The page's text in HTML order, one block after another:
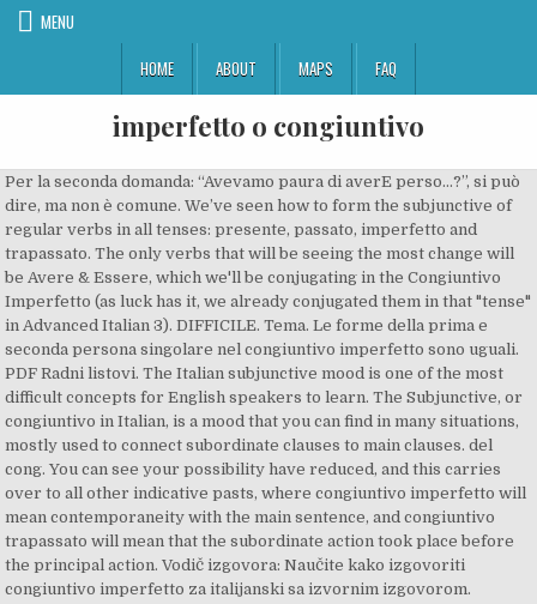
MENU
HOME
ABOUT MAPS FAQ
imperfetto o congiuntivo
Per la seconda domanda: “Avevamo paura di averE perso…?”, si può dire, ma non è comune. We’ve seen how to form the subjunctive of regular verbs in all tenses: presente, passato, imperfetto and trapassato. The only verbs that will be seeing the most change will be Avere & Essere, which we'll be conjugating in the Congiuntivo Imperfetto (as luck has it, we already conjugated them in that "tense" in Advanced Italian 3). DIFFICILE. Tema. Le forme della prima e seconda persona singolare nel congiuntivo imperfetto sono uguali. PDF Radni listovi. The Italian subjunctive mood is one of the most difficult concepts for English speakers to learn. The Subjunctive, or congiuntivo in Italian, is a mood that you can find in many situations, mostly used to connect subordinate clauses to main clauses. del cong. You can see your possibility have reduced, and this carries over to all other indicative pasts, where congiuntivo imperfetto will mean contemporaneity with the main sentence, and congiuntivo trapassato will mean that the subordinate action took place before the principal action. Vodič izgovora: Naučite kako izgovoriti congiuntivo imperfetto za italijanski sa izvornim izgovorom. Italienisch lernen mit adesso-online.de. congiuntivo imperfetto prevod i izgovor. Congiuntivo presente o passato? La formazione dell'imperfetto Modifica. Esercizi - Livello C - Capitolo 2 - Pagina di . Tu devi coniugarlo al congiuntivo imperfetto secondo il pronome proposto. It is used to describe a past action that occurred before another action described in the sentence. (bere - congiuntivo presente) Tím, že pokračujete s používáním webu s nimi souhlasíte. The verb in the main clause will be used in its past tense form, or conditional. Pietro pensava che io lavorassi in banca.. Pietro pensava che tu lavorassi in banca.. L’uso del congiuntivo imperfetto Noi avevamo Voi avevate Essi avevano. Dubbio sulla concordanza del congiuntivo in una frase subordinata quando la reggente è al condizionale. Esercizi - Livello C - Capitolo 2 - Pagina di . Esercizio di scelta multipla sul congiuntivo presente o imperfetto. ; Dato il suo valore di irrealtà, il congiuntivo imperfetto gioca un ruolo di primo piano nella formazione del periodo ipotetico: . Now customize the name of a clipboard to store your clips. It is used in the subordinate clause when the main clause has past tense, conditional tense or imperfect tense. Weilà raga! Prima di addentrarci nel vivo dell’argomento e parlare di regole e strategie da utilizzare per un uso corretto del congiuntivo, facciamo un brevissimo ripasso dei tempi di questo modo verbale (ricordiamo che nella lingua italiana i modi verbali sono sette; quattro espliciti – indicativo, congiuntivo, condizionale e imperativo– e tre impliciti – infinito, participio e gerundio). imperfetto e trapassato di verbi come sapere, vedere, sentire + frase interrogativa indiretta. ), PARTICIPIO FUTURO, SUPINO ATTIVO (in dipendenza da verbi di movimento)), VERBI … Postavke. plur., essi sarebbero - condizionale, presente 3° pers. Un esempio: se Luisa partecipasse alla festa, io rimango/rimarrò a casa. The singular persons of the present subjunctive are the same. Holen Sie sich das italienische Lebensgefühl mit Adesso nach Hause. with this organisation, I have very little foreign language skills, or prior knowledge of Italian but the beginners course was excellent and, surprisingly good fun. Sì, dopo il condizionale si usa il congiuntivo imperfetto. Abbiamo preferito evitare di sovraccaricare la lezione con troppe nozioni per non creare confusione, però visto che l’hai fatto notare abbiamo deciso di aggiungere una nota nella spiegazione scritta. Congiuntivo esclamativo – È impiegato per esprimere un’esclamazione. Congiuntivo imperfetto Congiuntivo – imperfetto o trapassato / Subjunctive – Imperfect or Past Perfect tense Congiuntivo passato / Subjunctive in the Past tense Congiuntivo passato Congiuntivo passato – inserisci i verbi / Past subjunctive – insert the verbs Congiuntivo presente Congiuntivo presente. Congiuntivo presente o passato? Congiuntivo presente o imperfetto. Ljestvica. • Nelle proposizioni principali può esprimere: – un desiderio (congiuntivo desiderativo) Fossimo tutti promossi… – un dubbio (congiuntivo dubitativo) Mario non ha mai parlato: che stesse male? If I understand correctly, congiuntivo imperfetto is the imperfect tense of subjunctive mood. The Italian subjunctive has four tenses that can have different translations in English. The class is in a quiet office me Tuttavia, se si vuole enfatizzare la durata prolungata di un’azione o evento nel passato, si può usare il congiuntivo imperfetto. The congiuntivo imperfetto is the "you would come" part; it is used with the principal verb—the wishing or hoping or dreading—in very specific tenses: the indicativo passato prossimo or imperfetto, or the condizionale presente. Sviđa mi se. This is the Congiuntivo's take on the past tense. congiuntivo In grammatica, modo indicante la volontà, la possibilità, la proiezione nel futuro dell’azione pensata (quindi spesso usato a designare il futuro). A really great environment to learn a foreign language. Our teacher is excellent and everyone in the class is kind and supportive. Clipping is a handy way to collect important slides you want to go back to later. Subjunctive is so tricky even for native speakers that there’s a common joke in Italy, saying that being able to use the congiuntivo right makes you sound sexier! Per la seconda domanda: “Avevamo paura di averE perso…?”, si può dire, ma non è comune. You're also going to find a lot of similarities with this verb tense and the Passato Prossimo (remember Grammar Basics 2?) Forming the Compound Tense II p. s. e pl. Please Page 3/10. Ancora il congiuntivo! The Subjunctive Perfect will eventually look like this: Remember that with the verb essere (to be), you need to change the verb endings whether it refers to a man or a woman (or a group of men or women). If I understand correctly, congiuntivo imperfetto is the imperfect tense of subjunctive mood. Sara ha l’impressione che il suo fidanzato la tradisca. (I think it’s very cold today!) Quindi, per evitare confusioni bisogna usare i pronomi personali, per esempio:. Knowing how to use the subjunctive will help you sound more like a native and communicate a bit more accurately. The verb in the first plural person noi (we) is the same of the Indicative present tense. Grammatica Esercizi Vocabolario. Ova ljestvica je trenutačno privatna. Ljestvica. First of all, let’s see how to conjugate it: We can use the Congiuntivo Imperfetto in the secondary clause when we have a Past Tense (for example a Passato Prossimo or Imperfetto) in the main clause. I have been attending classes at Happy Languages for about a year now and I'm extremely satisfied with the service! Non ero sicura se tu bevessi vino bianco o quello rosso. Prijava je obvezna. Weilà raga! So now you have one good reason more to study and practice it! 3. The Subjunctive Imperfect is also used to talk about hypothetical situations or to express a wish. Uso del "congiuntivo imperfetto" El pretérito imperfecto de subjuntivo en italiano se usa para: Indicar una opinión, un deseo o una duda hablando del pasado: Credevo che Giacomo fosse biondo Creía que Santiago era rubio. Don’t worry, you’re not alone! Judging by conjugation table (ending in -sse), I suppose it comes from Latin subjunctive pluperfect table.Then in Latin, pluperfect is like past perfect and not past continuous (in English), and I think it's closer to congiuntivo traspassato, as is currently formed with "avessi + participio passato". Se tu fossi sincero, lo sarei anch'io Congiuntivo imperfetto o presente oppure condizionale in questa frase? Note! Ilyenkor kivételesen jövő időre is utalhat a congiuntivo imperfetto: Vorrei (oggi) che tu venissi (oggi) – Szeretném (ma), hogy eljöjj (ma). Please remember that the use of the congiuntivo in Italian does We can express our opinions or desires in the past tense as well, about something yet to happen or happening simultaneously. L'imperfetto del congiuntivo. The Italian subjunctive, however, is used to talk about situations that are unreal, uncertain or that we have feelings about. Highly recommended! ), ut, ne, quo + CONGIUNTIVO presente/ imperfetto, ad + ACCUSATIVO DEL GERUNDIVO (con C.O. I also feel like I've massively improved my Italian :) highly recommend. To complete the fourth of subjunctive-tense verb forms, there's the congiuntivo trapassato (referred to as the past perfect subjunctive in English), which is a compound tense. I studied an Italian Intermediate course with Happy Languages. Speravo che tu fossi sincero. The congiuntivo passato is similar to the congiuntivo presente as you use it when talking about possibilities, opinions, desires, doubts. It consists of four tenses: Presente, Passato, Imperfetto, Trapassato. The congiuntivo imperfetto is the "you would come" part; it is used with the principal verb—the wishing or hoping or dreading—in very specific tenses: the indicativo passato prossimo or imperfetto, or the condizionale presente. Il congiuntivo imperfetto è la forma verbale della lingua italiana usata in genere nella proposizione subordinata laddove la principale al passato esprime insicurezza: . https://learnitaliango.com/wp-content/uploads/2020/01/think.jpg, https://learnitaliango.com/wp-content/uploads/2019/09/learn-italian-go-logo.png, Italian Congiuntivo - Everything You Need to Know, Italian Future Tense – How To Talk About Future Events In Italian, Italian Direct Object Pronouns – A Quick Guide, Italian Congiuntivo – Everything You Need to Know, Non portare un regalo alla festa, basta che tu. The Imperfect Subjunctive) Introduction. Promijeni predložak Interaktivne aktivnosti Prikaži sve. Holen Sie sich das italienische Lebensgefühl mit Adesso nach Hause. As you probably know, the Congiuntivo (subjunctive) is an Italian mood mainly used in subordinate c